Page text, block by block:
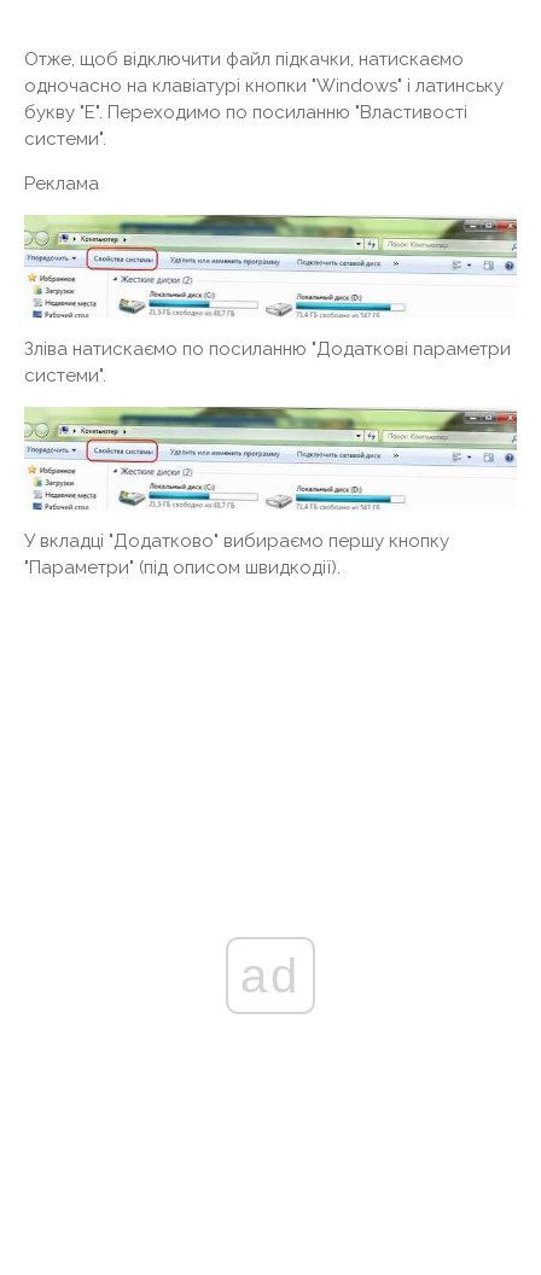
Отже, щоб відключити файл підкачки, натискаємо
одночасно на клавіатурі кнопки "Windows" і латинську
букву "E". Переходимо по посиланню "Властивості
системи".
Реклама
Зліва натискаємо по посиланню "Додаткові параметри
системи".
У вкладці "Додатково" вибираємо першу кнопку
"Параметри" (під описом швидкодії).
ad